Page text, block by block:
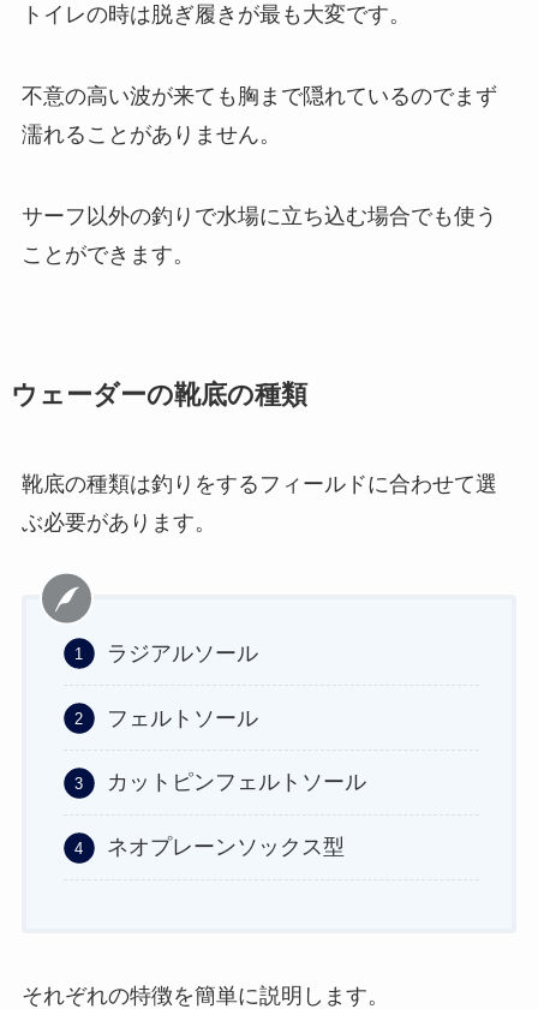
トイレの時は脱ぎ履きが最も大変です。
不意の高い波が来ても胸まで隠れているのでまず
濡れることがありません。
サーフ以外の釣りで水場に立ち込む場合でも使う
ことができます。
ウェーダーの靴底の種類
靴底の種類は釣りをするフィールドに合わせて選
ぶ必要があります。
ラジアルソール
フェルトソール
カットピンフェルトソール
ネオプレーンソックス型
それぞれの特徴を簡単に説明します。